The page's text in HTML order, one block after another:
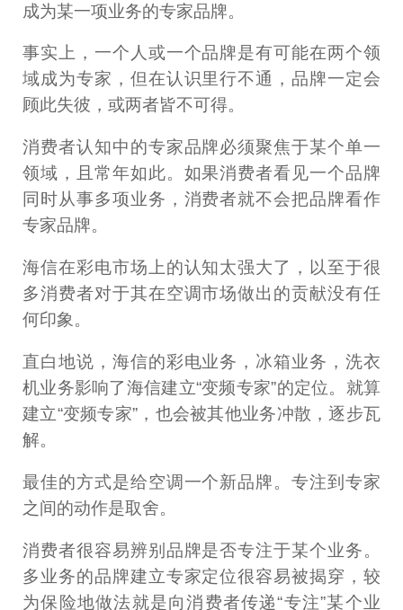
成为某一项业务的专家品牌。
事实上，一个人或一个品牌是有可能在两个领
域成为专家，但在认识里行不通，品牌一定会
顾此失彼，或两者皆不可得。
消费者认知中的专家品牌必须聚焦于某个单一
领域，且常年如此。如果消费者看见一个品牌
同时从事多项业务，消费者就不会把品牌看作
专家品牌。
海信在彩电市场上的认知太强大了，以至于很
多消费者对于其在空调市场做出的贡献没有任
何印象。
直白地说，海信的彩电业务，冰箱业务，洗衣
机业务影响了海信建立“变频专家”的定位。就算
建立“变频专家”，也会被其他业务冲散，逐步瓦
解。
最佳的方式是给空调一个新品牌。专注到专家
之间的动作是取舍。
消费者很容易辨别品牌是否专注于某个业务。
多业务的品牌建立专家定位很容易被揭穿，较
为保险地做法就是向消费者传递“专注”某个业